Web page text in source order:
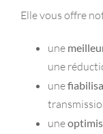
Elle vous offre
une
une
une
une